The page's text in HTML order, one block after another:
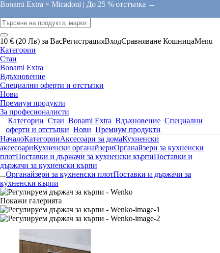
Bonami Extra × Micadoni | До 25 % отстъпка →
10 € (20 Лв) за ВасРегистрацияВходСравняване КошницаMenu
Категории
Стаи
Bonami Extra
Вдъхновение
Специални оферти и отстъпки
Нови
Премиум продукти
За професионалисти
Категории Стаи Bonami Extra Вдъхновение Специални
оферти и отстъпки Нови Премиум продукти
НачалоКатегорииАксесоари за домаКухненски
аксесоариКухненски органайзериОрганайзери за кухненски
плотПоставки и държачи за кухненски кърпиПоставки и
държачи за кухненски кърпи
...Органайзери за кухненски плотПоставки и държачи за
кухненски кърпи
Покажи галерията